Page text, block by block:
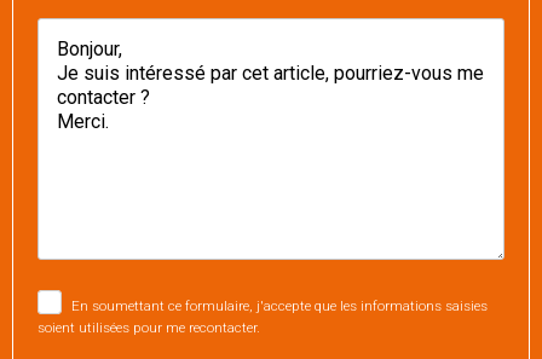
En soumettant ce formulaire, j'accepte que les informations saisies
soient utilisées pour me recontacter.